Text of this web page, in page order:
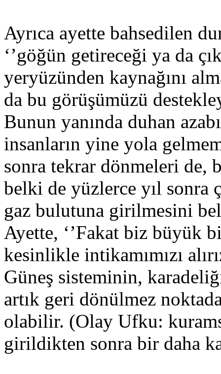
Ayrıca ayette bahsedilen
‘’göğün getireceği ya da
yeryüzünden kaynağını
da bu görüşümüzü
Bunun yanında duhan
insanların yine yola
sonra tekrar dönmeleri
belki de yüzlerce yıl sonra
gaz bulutuna girilmesini
Ayette, ‘’Fakat biz büyük
kesinlikle intikamımızı
Güneş sisteminin,
artık geri dönülmez
olabilir. (Olay Ufku:
girildikten sonra bir daha